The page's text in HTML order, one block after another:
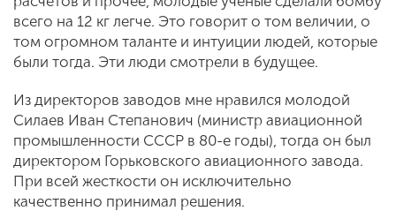
всего на 12 кг легче. Это говорит о том величии, о
том огромном таланте и интуиции людей, которые
были тогда. Эти люди смотрели в будущее.
Из директоров заводов мне нравился молодой
Силаев Иван Степанович (министр авиационной
промышленности СССР в 80-е годы), тогда он был
директором Горьковского авиационного завода.
При всей жесткости он исключительно
качественно принимал решения.